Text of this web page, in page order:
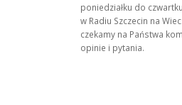
poniedziałku do
w Radiu Szczecin na
czekamy na Państwa
opinie i pytania.